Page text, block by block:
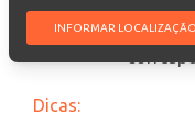
INFORMAR LOCALIZAÇÃO
oops, não
Dicas: